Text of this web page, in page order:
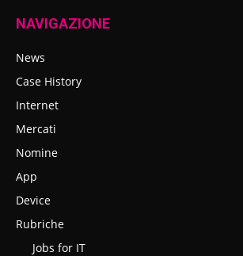
NAVIGAZIONE
News
Case History
Internet
Mercati
Nomine
App
Device
Rubriche
Jobs for IT